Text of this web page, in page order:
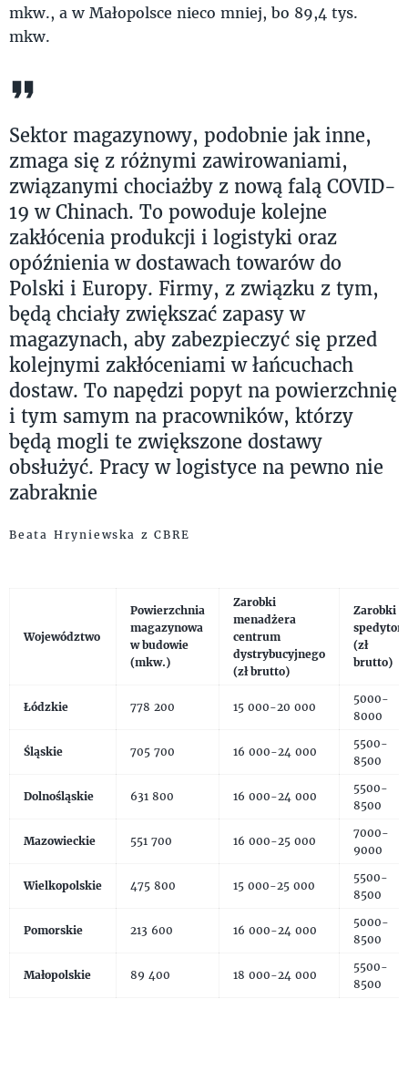
mkw., a w Małopolsce nieco mniej, bo 89,4 tys.
mkw.
Sektor magazynowy, podobnie jak inne,
zmaga się z różnymi zawirowaniami,
związanymi chociażby z nową falą COVID-
19 w Chinach. To powoduje kolejne
zakłócenia produkcji i logistyki oraz
opóźnienia w dostawach towarów do
Polski i Europy. Firmy, z związku z tym,
będą chciały zwiększać zapasy w
magazynach, aby zabezpieczyć się przed
kolejnymi zakłóceniami w łańcuchach
dostaw. To napędzi popyt na powierzchnię
i tym samym na pracowników, którzy
będą mogli te zwiększone dostawy
obsłużyć. Pracy w logistyce na pewno nie
zabraknie
Beata Hryniewska z CBRE
Województwo
Powierzchnia
magazynowa
w budowie
(mkw.)
Zarobki
menadżera
centrum
dystrybucyjnego
(zł brutto)
Zarobki
spedytora
(zł
brutto)
Łódzkie 778 200 15 000-20 000
5000-
8000
Śląskie 705 700 16 000-24 000
5500-
8500
Dolnośląskie 631 800 16 000-24 000
5500-
8500
Mazowieckie 551 700 16 000-25 000
7000-
9000
Wielkopolskie 475 800 15 000-25 000
5500-
8500
Pomorskie 213 600 16 000-24 000
5000-
8500
Małopolskie 89 400 18 000-24 000
5500-
8500